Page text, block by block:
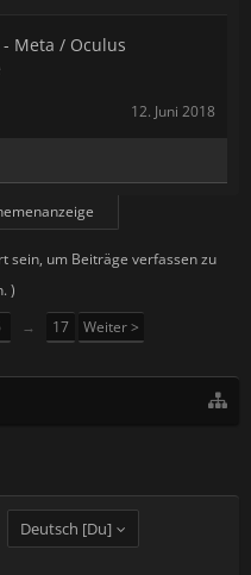
Meta / Oculus
12. Juni 2018
sein, um Beiträge verfassen zu
)
→ 17 Weiter >
Deutsch [Du]